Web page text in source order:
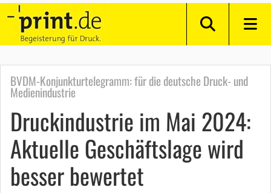
BVDM-Konjunkturtelegramm: für die deutsche Druck- und
Medienindustrie
Druckindustrie im Mai 2024:
Aktuelle Geschäftslage wird
besser bewertet